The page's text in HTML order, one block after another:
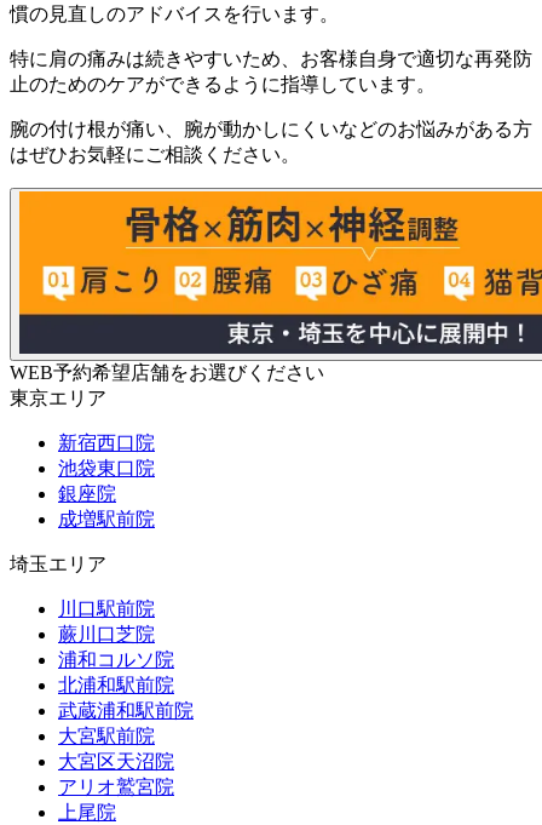
慣の見直しのアドバイスを行います。
特に肩の痛みは続きやすいため、お客様自身で適切な再発防
止のためのケアができるように指導しています。
腕の付け根が痛い、腕が動かしにくいなどのお悩みがある方
はぜひお気軽にご相談ください。
WEB予約希望店舗をお選びください
東京エリア
新宿西口院
池袋東口院
銀座院
成増駅前院
埼玉エリア
川口駅前院
蕨川口芝院
浦和コルソ院
北浦和駅前院
武蔵浦和駅前院
大宮駅前院
大宮区天沼院
アリオ鷲宮院
上尾院